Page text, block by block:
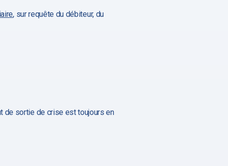
, sur requête du débiteur, du
de sortie de crise est toujours en